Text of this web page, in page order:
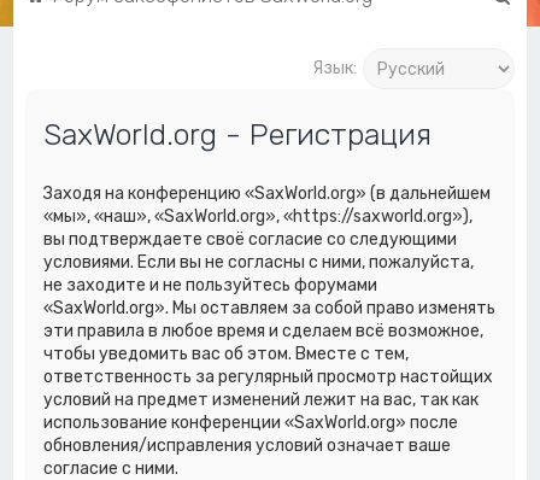
Язык:
SaxWorld.org - Регистрация
Заходя на конференцию «SaxWorld.org» (в дальнейшем
«мы», «наш», «SaxWorld.org», «https://saxworld.org»),
вы подтверждаете своё согласие со следующими
условиями. Если вы не согласны с ними, пожалуйста,
не заходите и не пользуйтесь форумами
«SaxWorld.org». Мы оставляем за собой право изменять
эти правила в любое время и сделаем всё возможное,
чтобы уведомить вас об этом. Вместе с тем,
ответственность за регулярный просмотр настойщих
условий на предмет изменений лежит на вас, так как
использование конференции «SaxWorld.org» после
обновления/исправления условий означает ваше
согласие с ними.